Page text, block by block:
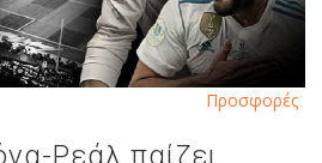
Προσφορές